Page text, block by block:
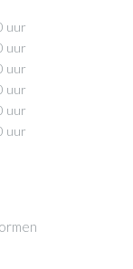
uur
uur
uur
uur
uur
uur